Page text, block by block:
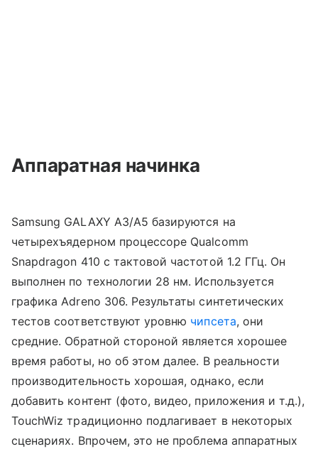
Аппаратная начинка
Samsung GALAXY A3/A5 базируются на
четырехъядерном процессоре Qualcomm
Snapdragon 410 с тактовой частотой 1.2 ГГц. Он
выполнен по технологии 28 нм. Используется
графика Adreno 306. Результаты синтетических
тестов соответствуют уровню чипсета, они
средние. Обратной стороной является хорошее
время работы, но об этом далее. В реальности
производительность хорошая, однако, если
добавить контент (фото, видео, приложения и т.д.),
TouchWiz традиционно подлагивает в некоторых
сценариях. Впрочем, это не проблема аппаратных